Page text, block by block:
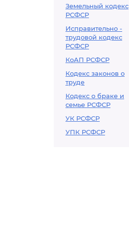
Земельный кодекс
РСФСР
Исправительно -
трудовой кодекс
РСФСР
КоАП РСФСР
Кодекс законов о
труде
Кодекс о браке и
семье РСФСР
УК РСФСР
УПК РСФСР